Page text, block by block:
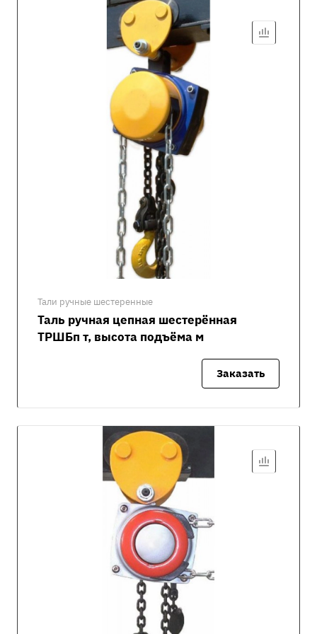
Тали ручные шестеренные
Таль ручная цепная шестерённая
ТРШБп т, высота подъёма м
Заказать